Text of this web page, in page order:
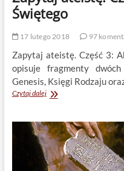
Świętego
17 lutego 2018 97
Zapytaj ateistę. Część 3:
opisuje fragmenty
Genesis, Księgi Rodzaju
Czytaj dalejZapytaj
3:
Absurdy
Pisma
Świętego